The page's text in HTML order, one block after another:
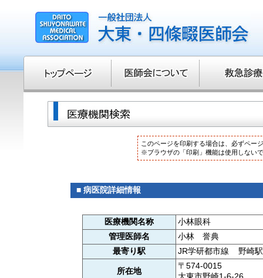
このページを印刷する場合は、必ずペー
※ブラウザの「印刷」機能は使用しない
■ 病医院詳細情報
医療機関名称
小林眼科
管理医師名
小林 誉典
最寄り駅
JR学研都市線 野崎駅
所在地
〒574-0015